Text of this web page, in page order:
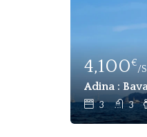
4,100€
/
Adina :
3 3